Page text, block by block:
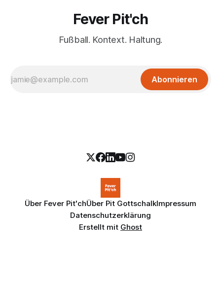
Fever Pit'ch
Fußball. Kontext. Haltung.
Abonnieren
Über Fever Pit'chÜber Pit GottschalkImpressum
Datenschutzerklärung
Erstellt mit Ghost